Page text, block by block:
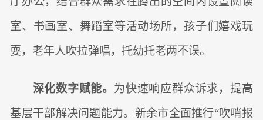
室、书画室、舞蹈室等活动场所，孩子们嬉戏玩
耍，老年人吹拉弹唱，托幼托老两不误。
深化数字赋能。 为快速响应群众诉求，提高
基层干部解决问题能力。新余市全面推行“吹哨报